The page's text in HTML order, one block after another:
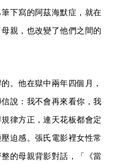
下寫的阿茲海默症，就在
親，也改變了他們之間的
。他在獄中兩年四個月，
說：我不會再來看你，我
律方正，連天花板都會定
迫感。張氏電影裡女性常
的母親背影對話，「《當